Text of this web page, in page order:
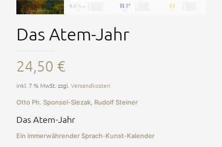
Das Atem-Jahr
24,50 €
inkl. 7 % MwSt. zzgl. Versandkosten
Otto Ph. Sponsel-Slezak, Rudolf Steiner
Das Atem-Jahr
Ein immerwährender Sprach-Kunst-Kalender